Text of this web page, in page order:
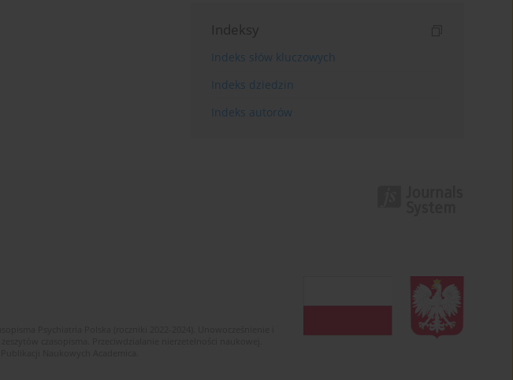
Indeksy
Indeks słów kluczowych
Indeks dziedzin
Indeks autorów